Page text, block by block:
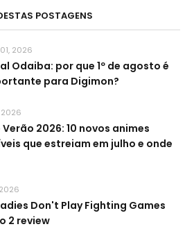
POSTAGENS
2026
Odaiba: por que 1º de agosto é
para Digimon?
2026
Verão 2026: 10 novos animes
que estreiam em julho e onde
Don't Play Fighting Games
2 review